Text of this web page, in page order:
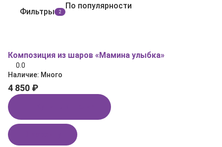
Фильтры 2
По популярности
Композиция из шаров «Мамина улыбка»
0.0
Наличие: Много
4 850 ₽